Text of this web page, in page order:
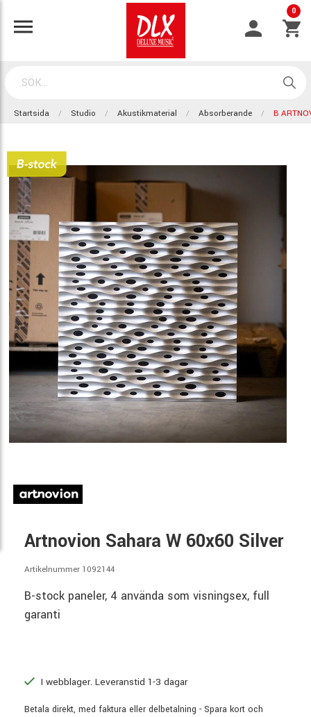
0
Startsida Studio Akustikmaterial Absorberande B
Artnovion Sahara W 60x60 Silver
Artikelnummer 1092144
B-stock paneler, 4 använda som visningsex, full
garanti
I webblager. Leveranstid 1-3 dagar
Betala direkt, med faktura eller delbetalning - Spara kort och